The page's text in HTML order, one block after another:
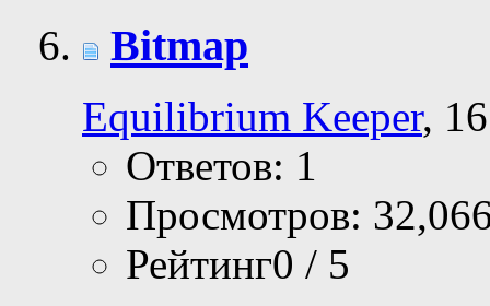
Bitmap
Equilibrium Keeper,
Ответов: 1
Просмотров:
Рейтинг0 / 5